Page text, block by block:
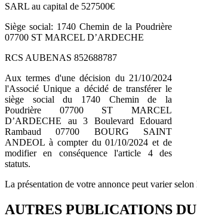
SARL au capital de 527500€
Siège social: 1740 Chemin de la Poudrière
07700 ST MARCEL D’ARDECHE
RCS AUBENAS 852688787
Aux termes d'une décision du 21/10/2024
l'Associé Unique a décidé de transférer le
siège social du 1740 Chemin de la
Poudrière 07700 ST MARCEL
D’ARDECHE au 3 Boulevard Edouard
Rambaud 07700 BOURG SAINT
ANDEOL à compter du 01/10/2024 et de
modifier en conséquence l'article 4 des
statuts.
La présentation de votre annonce peut varier
AUTRES PUBLICATIONS